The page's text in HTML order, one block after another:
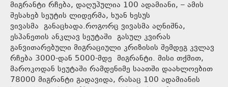
მიგრანტი რჩება, დაღუპულია 100 ადამიანი, – ამის
შესახებ სეუტის ლიდერმა, ხუან ხესუს
ვივასმა განაცხადა.როგორც ვივასმა აღნიშნა,
ესპანეთის ანკლავ სეუტაში გასულ კვირას
განვითარებული მიგრაციული კრიზისის შემდეგ კვლავ
რჩება 3000-დან 5000-მდე მიგრანტი. მისი თქმით,
მაროკოდან სეუტაში რამდენიმე საათში დაახლოებით
78000 მიგრანტი გადავიდა, რასაც 100 ადამიანის